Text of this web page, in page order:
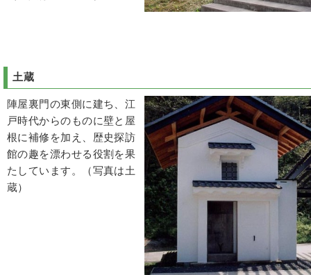
土蔵
陣屋裏門の東側に建ち、江
戸時代からのものに壁と屋
根に補修を加え、歴史探訪
館の趣を漂わせる役割を果
たしています。（写真は土
蔵）